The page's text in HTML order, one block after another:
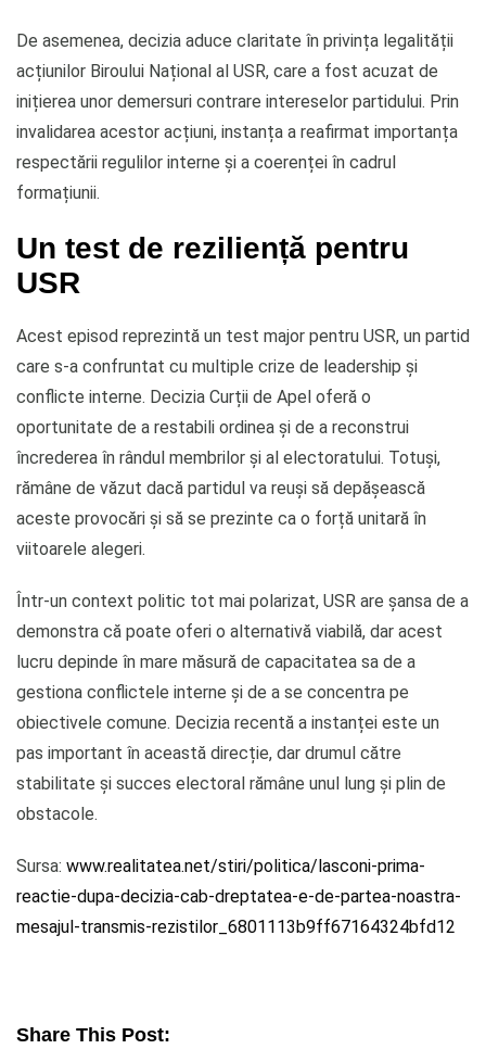
De asemenea, decizia aduce claritate în privința legalității
acțiunilor Biroului Național al USR, care a fost acuzat de
inițierea unor demersuri contrare intereselor partidului. Prin
invalidarea acestor acțiuni, instanța a reafirmat importanța
respectării regulilor interne și a coerenței în cadrul
formațiunii.
Un test de reziliență pentru
USR
Acest episod reprezintă un test major pentru USR, un partid
care s-a confruntat cu multiple crize de leadership și
conflicte interne. Decizia Curții de Apel oferă o
oportunitate de a restabili ordinea și de a reconstrui
încrederea în rândul membrilor și al electoratului. Totuși,
rămâne de văzut dacă partidul va reuși să depășească
aceste provocări și să se prezinte ca o forță unitară în
viitoarele alegeri.
Într-un context politic tot mai polarizat, USR are șansa de a
demonstra că poate oferi o alternativă viabilă, dar acest
lucru depinde în mare măsură de capacitatea sa de a
gestiona conflictele interne și de a se concentra pe
obiectivele comune. Decizia recentă a instanței este un
pas important în această direcție, dar drumul către
stabilitate și succes electoral rămâne unul lung și plin de
obstacole.
Sursa: www.realitatea.net/stiri/politica/lasconi-prima-
reactie-dupa-decizia-cab-dreptatea-e-de-partea-noastra-
mesajul-transmis-rezistilor_6801113b9ff67164324bfd12
Share This Post: